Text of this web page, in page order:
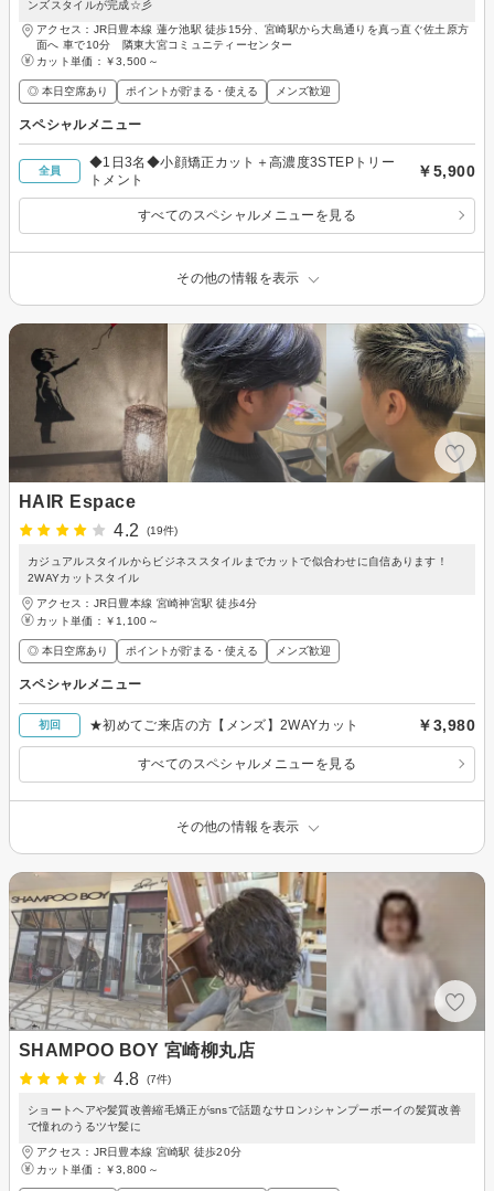
ンズスタイルが完成☆彡
アクセス：JR日豊本線 蓮ケ池駅 徒歩15分、宮崎駅から大島通りを真っ直ぐ佐土原方
面へ 車で10分 隣東大宮コミュニティーセンター
カット単価： ￥3,500～
◎ 本日空席あり ポイントが貯まる・使える メンズ歓迎
スペシャルメニュー
全員
◆1日3名◆小顔矯正カット＋高濃度3STEPトリー
トメント
￥5,900
すべてのスペシャルメニューを見る
その他の情報を表示
HAIR Espace
4.2
(19件)
カジュアルスタイルからビジネススタイルまでカットで似合わせに自信あります！
2WAYカットスタイル
アクセス：JR日豊本線 宮崎神宮駅 徒歩4分
カット単価： ￥1,100～
◎ 本日空席あり ポイントが貯まる・使える メンズ歓迎
スペシャルメニュー
初回 ★初めてご来店の方【メンズ】2WAYカット ￥3,980
すべてのスペシャルメニューを見る
その他の情報を表示
SHAMPOO BOY 宮崎柳丸店
4.8
(7件)
ショートヘアや髪質改善縮毛矯正がsnsで話題なサロン♪シャンプーボーイの髪質改善
で憧れのうるツヤ髪に
アクセス：JR日豊本線 宮崎駅 徒歩20分
カット単価： ￥3,800～